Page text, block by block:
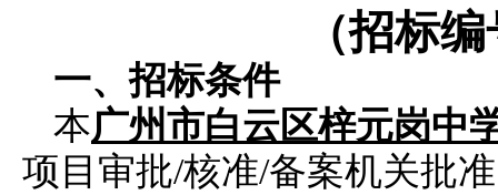
（招标编
一、招标条件
本广州市白云区梓元岗中
项目审批/核准/备案机关批